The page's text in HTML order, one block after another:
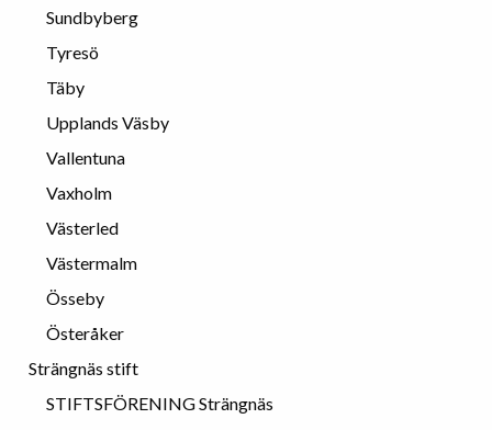
Sundbyberg
Tyresö
Täby
Upplands Väsby
Vallentuna
Vaxholm
Västerled
Västermalm
Össeby
Österåker
Strängnäs stift
STIFTSFÖRENING Strängnäs